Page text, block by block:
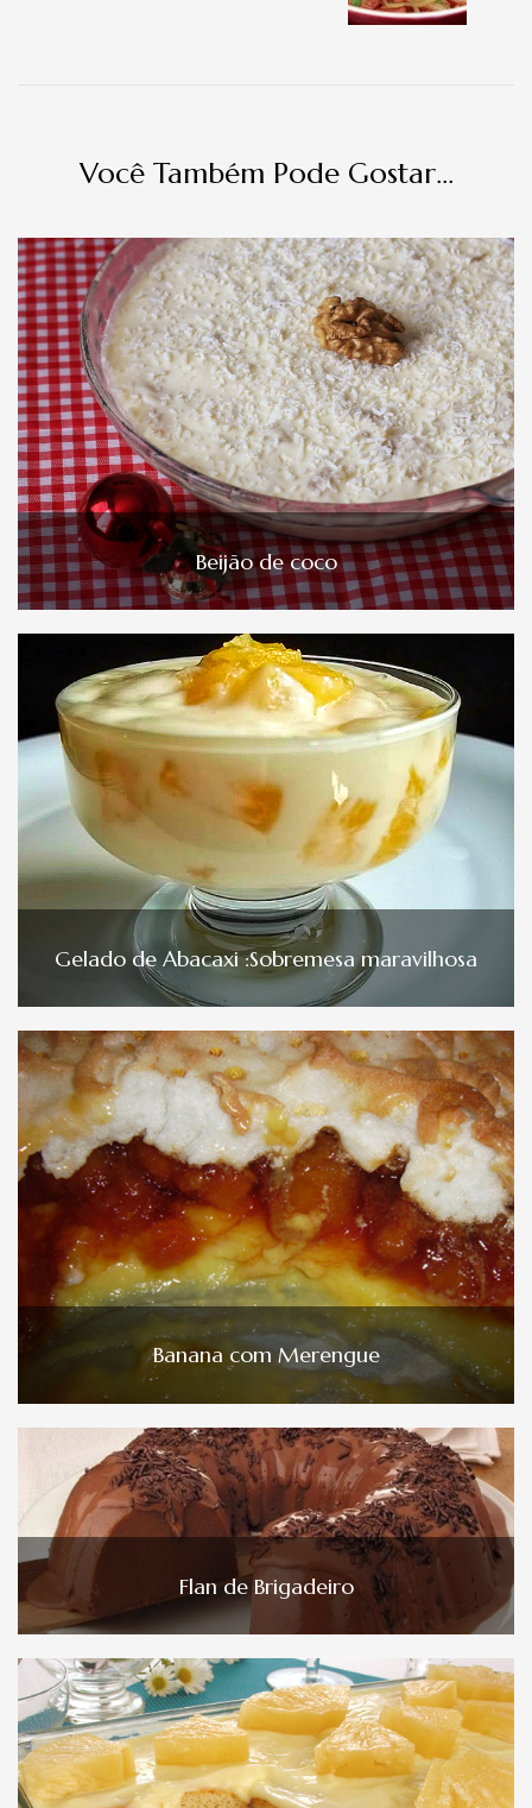
Você Também Pode Gostar...
Beijão de coco
Gelado de Abacaxi :Sobremesa maravilhosa
Banana com Merengue
Flan de Brigadeiro